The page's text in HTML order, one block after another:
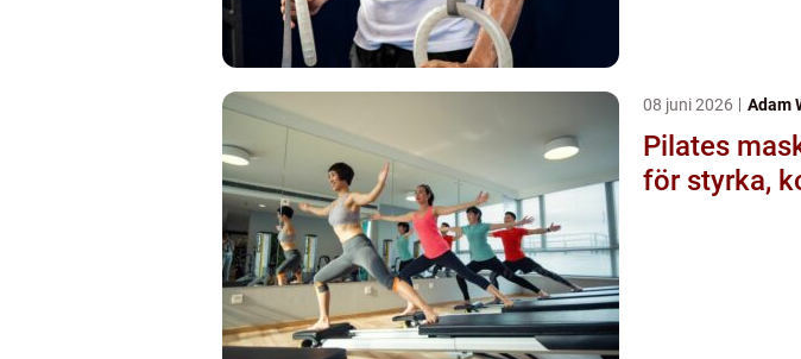
08 juni 2026 Adam
Pilates maskiner
för styrka,